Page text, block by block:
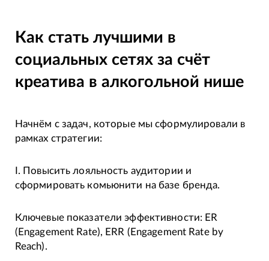
Как стать лучшими в
социальных сетях за счёт
креатива в алкогольной нише
Начнём с задач, которые мы сформулировали в
рамках стратегии:
I. Повысить лояльность аудитории и
сформировать комьюнити на базе бренда.
Ключевые показатели эффективности: ER
(Engagement Rate), ERR (Engagement Rate by
Reach).